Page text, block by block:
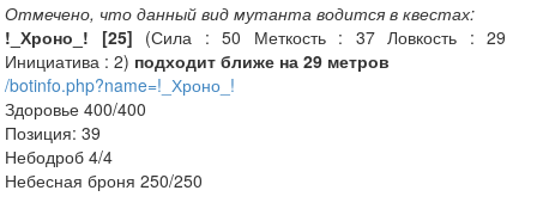
Отмечено, что данный вид мутанта водится в квестах:
!_Хроно_! [25] (Сила : 50 Меткость : 37 Ловкость : 29
Инициатива : 2) подходит ближе на 29 метров
/botinfo.php?name=!_Хроно_!
Здоровье 400/400
Позиция: 39
Небодроб 4/4
Небесная броня 250/250